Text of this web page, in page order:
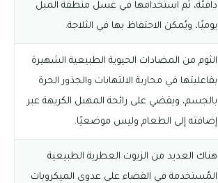
دافئة، ثم استخدامها في غسل منطقة المبل
يوميًا، ويُمكن الاحتفاظ بها في الثلاجة.
الثوم من المضادات الحيوية الطبيعية الشهيرة
بفاعليتها في محاربة الالتهابات والجذور الحرة
بالجسم، ويقضي على رائحة المهبل الكريهة عبر
إضافته إلى الطعام وليس موضعيًا.
هناك العديد من الزيوت العطرية الطبيعية
المُستخدمة في القضاء على عدوى الميكروبات